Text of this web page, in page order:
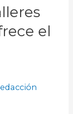
el